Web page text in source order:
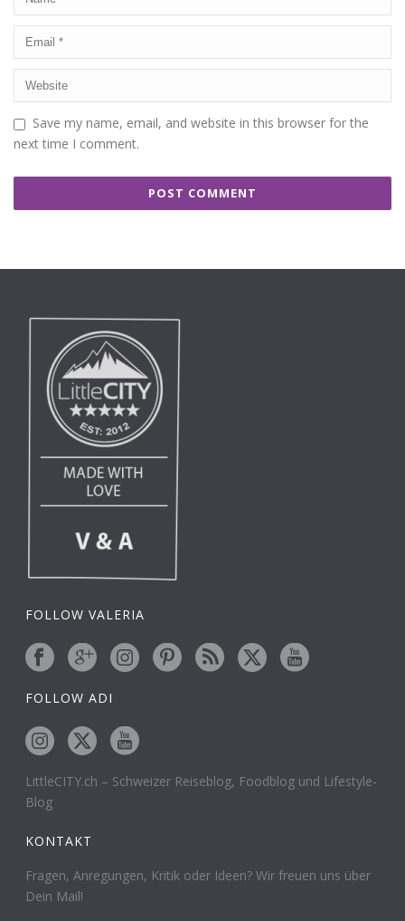
Save my name, email, and website in this browser for the
next time I comment.
FOLLOW VALERIA
FOLLOW ADI
LittleCITY.ch – Schweizer Reiseblog, Foodblog und Lifestyle-
Blog
KONTAKT
Fragen, Anregungen, Kritik oder Ideen? Wir freuen uns über
Dein Mail!